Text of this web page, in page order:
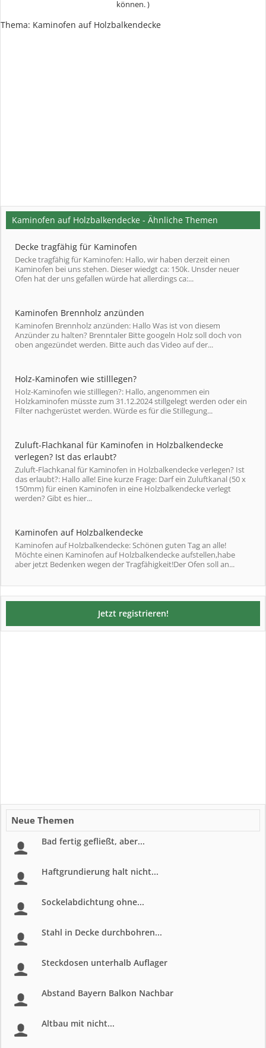
können. )
Thema: Kaminofen auf Holzbalkendecke
Kaminofen auf Holzbalkendecke - Ähnliche Themen
Decke tragfähig für Kaminofen
Decke tragfähig für Kaminofen: Hallo, wir haben derzeit einen
Kaminofen bei uns stehen. Dieser wiedgt ca: 150k. Unsder neuer
Ofen hat der uns gefallen würde hat allerdings ca:...
Kaminofen Brennholz anzünden
Kaminofen Brennholz anzünden: Hallo Was ist von diesem
Anzünder zu halten? Brenntaler Bitte googeln Holz soll doch von
oben angezündet werden. Bitte auch das Video auf der...
Holz-Kaminofen wie stilllegen?
Holz-Kaminofen wie stilllegen?: Hallo, angenommen ein
Holzkaminofen müsste zum 31.12.2024 stillgelegt werden oder ein
Filter nachgerüstet werden. Würde es für die Stillegung...
Zuluft-Flachkanal für Kaminofen in Holzbalkendecke
verlegen? Ist das erlaubt?
Zuluft-Flachkanal für Kaminofen in Holzbalkendecke verlegen? Ist
das erlaubt?: Hallo alle! Eine kurze Frage: Darf ein Zuluftkanal (50 x
150mm) für einen Kaminofen in eine Holzbalkendecke verlegt
werden? Gibt es hier...
Kaminofen auf Holzbalkendecke
Kaminofen auf Holzbalkendecke: Schönen guten Tag an alle!
Möchte einen Kaminofen auf Holzbalkendecke aufstellen,habe
aber jetzt Bedenken wegen der Tragfähigkeit!Der Ofen soll an...
Jetzt registrieren!
Neue Themen
Bad fertig gefließt, aber...
Haftgrundierung halt nicht...
Sockelabdichtung ohne...
Stahl in Decke durchbohren...
Steckdosen unterhalb Auflager
Abstand Bayern Balkon Nachbar
Altbau mit nicht...